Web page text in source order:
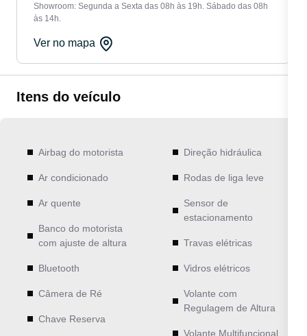
Showroom: Segunda a Sexta das 08h às 19h. Sábado das 08h
às 14h.
Ver no mapa
Itens do veículo
Airbag do motorista
Ar condicionado
Ar quente
Banco do motorista
com ajuste de altura
Bluetooth
Câmera de Ré
Chave Reserva
Direção hidráulica
Rodas de liga leve
Sensor de
estacionamento
Travas elétricas
Vidros elétricos
Volante com
Regulagem de Altura
Volante Multifuncional